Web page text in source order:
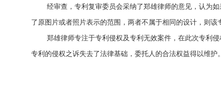
经审查，专利复审委员会采纳了郑雄律师的意见，认为
了原图片或者照片表示的范围，两者不属于相同的设计，则
郑雄律师专注于专利侵权及专利无效案件，在此次专利
专利的侵权之诉失去了法律基础，委托人的合法权益得以